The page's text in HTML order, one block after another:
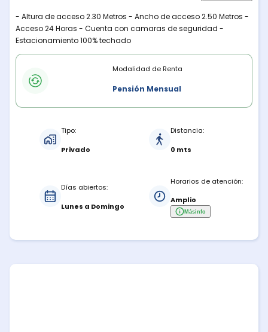
Descripción del lugar
- Altura de acceso 2.30 Metros - Ancho de acceso 2.50 Metros -
Acceso 24 Horas - Cuenta con camaras de seguridad -
Estacionamiento 100% techado
Modalidades de rentaModalidad de Renta
Pensión Mensual
Tipo:
Privado
Distancia:
0 mts
Días abiertos:
Lunes a Domingo
Horarios de atención:
Amplio
Másinfo